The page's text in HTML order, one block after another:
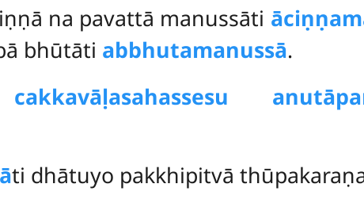
na pavattā manussāti
bhūtāti abbhutamanussā.
ti dhātuyo pakkhipitvā